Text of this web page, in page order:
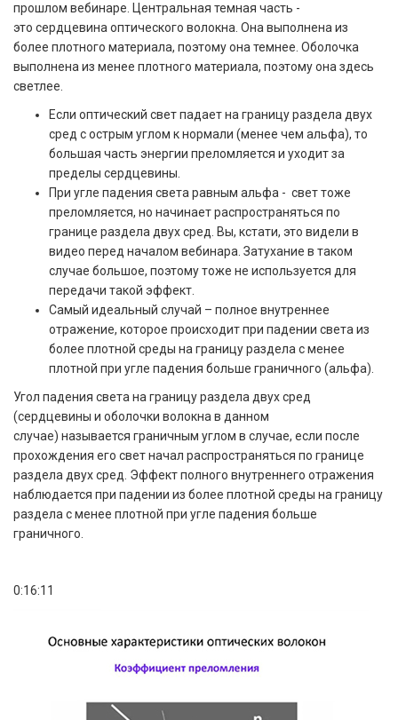
прошлом вебинаре. Центральная темная часть -
это сердцевина оптического волокна. Она выполнена из
более плотного материала, поэтому она темнее. Оболочка
выполнена из менее плотного материала, поэтому она здесь
светлее.
Если оптический свет падает на границу раздела двух
сред с острым углом к нормали (менее чем альфа), то
большая часть энергии преломляется и уходит за
пределы сердцевины.
При угле падения света равным альфа - свет тоже
преломляется, но начинает распространяться по
границе раздела двух сред. Вы, кстати, это видели в
видео перед началом вебинара. Затухание в таком
случае большое, поэтому тоже не используется для
передачи такой эффект.
Самый идеальный случай – полное внутреннее
отражение, которое происходит при падении света из
более плотной среды на границу раздела с менее
плотной при угле падения больше граничного (альфа).
Угол падения света на границу раздела двух сред
(сердцевины и оболочки волокна в данном
случае) называется граничным углом в случае, если после
прохождения его свет начал распространяться по границе
раздела двух сред. Эффект полного внутреннего отражения
наблюдается при падении из более плотной среды на границу
раздела с менее плотной при угле падения больше
граничного.
0:16:11